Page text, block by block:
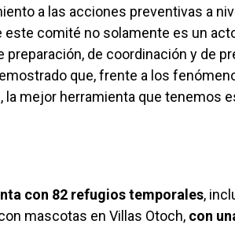
a las acciones preventivas a
este comité no solamente es un
preparación, de coordinación y de
que, frente a los
mejor herramienta que tenemos
con 82 refugios temporales,
mascotas en Villas Otoch, con